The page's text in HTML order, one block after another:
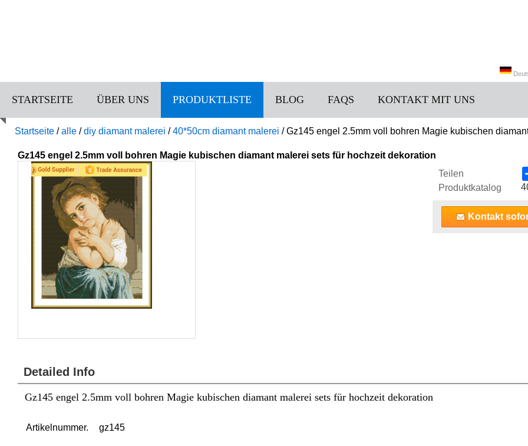
STARTSEITE ÜBER UNS PRODUKTLISTE BLOG FAQS KONTAKT MIT UNS
Startseite /alle /diy diamant malerei /40*50cm diamant malerei /Gz145 engel 2.5mm voll bohren Magie kubischen
Gz145 engel 2.5mm voll bohren Magie kubischen diamant malerei sets für hochzeit dekoration
Teilen
Produktkatalog
Kontakt
Detailed Info
Gz145 engel 2.5mm voll bohren Magie kubischen diamant malerei sets für hochzeit dekoration
Artikelnummer. gz145